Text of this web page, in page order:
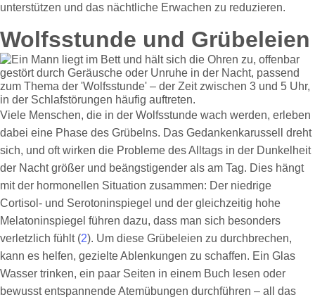
unterstützen und das nächtliche Erwachen zu reduzieren.
Wolfsstunde und Grübeleien
Viele Menschen, die in der Wolfsstunde wach werden, erleben
dabei eine Phase des Grübelns. Das Gedankenkarussell dreht
sich, und oft wirken die Probleme des Alltags in der Dunkelheit
der Nacht größer und beängstigender als am Tag. Dies hängt
mit der hormonellen Situation zusammen: Der niedrige
Cortisol- und Serotoninspiegel und der gleichzeitig hohe
Melatoninspiegel führen dazu, dass man sich besonders
verletzlich fühlt (2). Um diese Grübeleien zu durchbrechen,
kann es helfen, gezielte Ablenkungen zu schaffen. Ein Glas
Wasser trinken, ein paar Seiten in einem Buch lesen oder
bewusst entspannende Atemübungen durchführen – all das